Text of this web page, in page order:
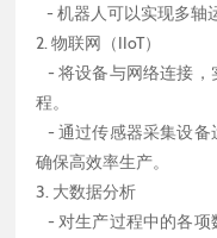
- 机器人可以实现多轴
2. 物联网（IIoT）
- 将设备与网络连接，
程。
- 通过传感器采集设备
确保高效率生产。
3. 大数据分析
- 对生产过程中的各项